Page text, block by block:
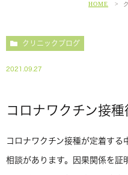
HOME
クリニックブログ
2021.09.27
コロナワクチン接
コロナワクチン接種が定着する
相談があります。因果関係を証